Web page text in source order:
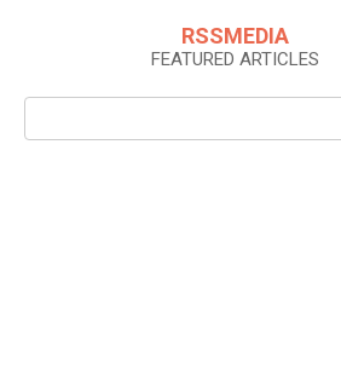
RSSMEDIA
FEATURED ARTICLES
Search: